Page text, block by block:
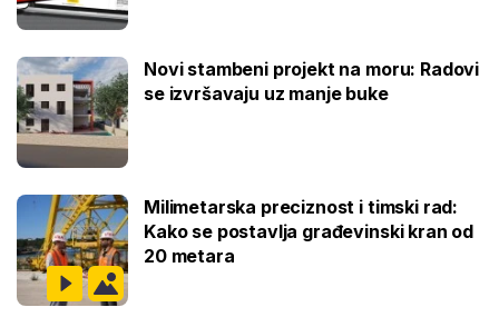
Novi stambeni projekt na moru: Radovi
se izvršavaju uz manje buke
Milimetarska preciznost i timski rad:
Kako se postavlja građevinski kran od
20 metara